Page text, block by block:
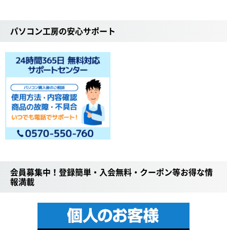
パソコン工房の安心サポート
会員募集中！登録簡単・入会無料・クーポン等お得な情
報満載